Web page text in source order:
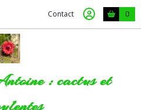
Contact 0
: cactus et